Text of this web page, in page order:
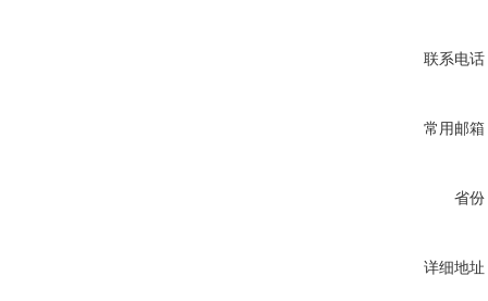
联系电话
常用邮箱
省份
详细地址